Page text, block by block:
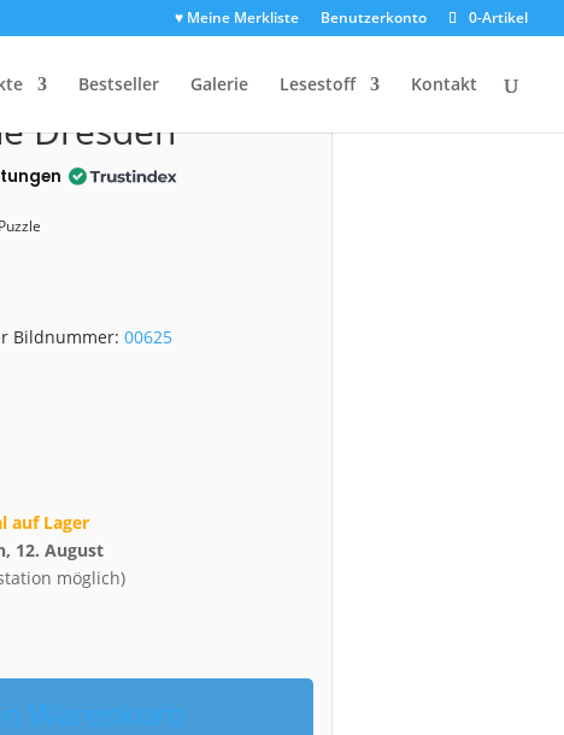
♥ Meine Merkliste Benutzerkonto 0-Artikel
Bestseller Galerie Lesestoff Kontakt
Dresden
Puzzle
Bildnummer:00625
auf Lager
12. August
möglich)
Warenkorb